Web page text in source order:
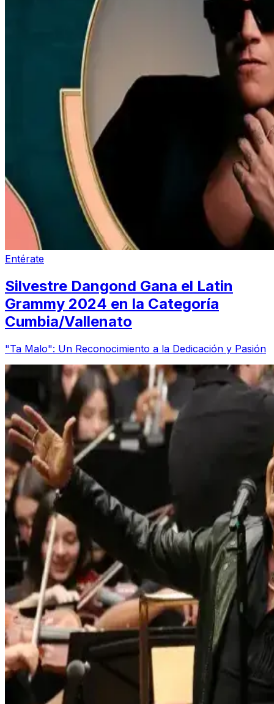
Entérate
Silvestre Dangond Gana el Latin
Grammy 2024 en la Categoría
Cumbia/Vallenato
"Ta Malo": Un Reconocimiento a la Dedicación y Pasión